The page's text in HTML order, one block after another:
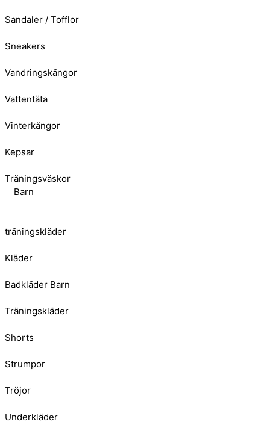
Sandaler / Tofflor
Sneakers
Vandringskängor
Vattentäta
Vinterkängor
Kepsar
Träningsväskor
Barn
träningskläder
Kläder
Badkläder Barn
Träningskläder
Shorts
Strumpor
Tröjor
Underkläder